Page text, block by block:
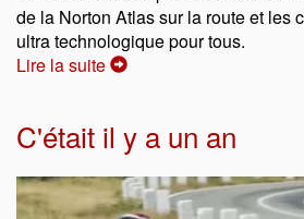
de la Norton Atlas sur la route et les
ultra technologique pour tous.
Lire la suite
C'était il y a un an